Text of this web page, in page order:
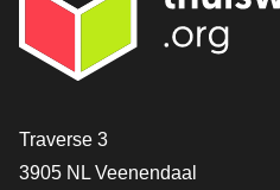
[_General:Contact]
Traverse 3
3905 NL Veenendaal